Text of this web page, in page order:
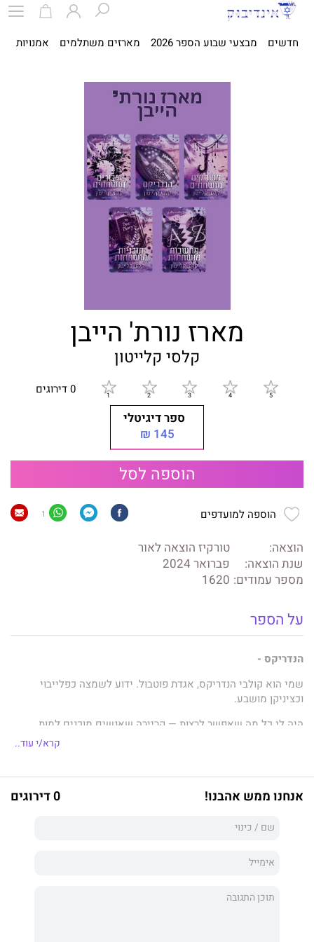
חדשים מבצעי שבוע הספר 2026 מארזים משתלמים אמנויות
מארז נורת' הייבן
קלסי קלייטון
0 דירוגים
ספר דיגיטלי
145 ₪
הוספה לסל
הוספה למועדפים 1
הוצאה:
טורקיז הוצאה לאור
שנת הוצאה:
פברואר 2024
מספר עמודים: 1620
על הספר
הנדריקס -
שמי הוא קולבי הנדריקס, אגדת פוטבול. ידוע לשמצה כפלייבוי
וכציניקן מושבע.
היה לי כל מה שאפשר לרצות — קריירה שאנשים מוכנים למות
למענה, חברים שתמיד מוכנים להגן עליי, וקסם אישי שאי אפשר
סיבה לעשות זאת. או כך לפחות חשבתי. עד שהיא שבה אל חיי,
בשיער ארוך ערמוני ועיניים חומות בהירות.
שלצידה? ההפתעה שמעולם לא ידעתי שאני רוצה.
היא רק הייתה אומרת את המילים, הייתי מוכן לוותר על הכול למענה.
שמי הוא זאיין ברונסין, ונראה לי שפישלתי.
קרא/י עוד..
אנחנו ממש אהבנו! 0 דירוגים